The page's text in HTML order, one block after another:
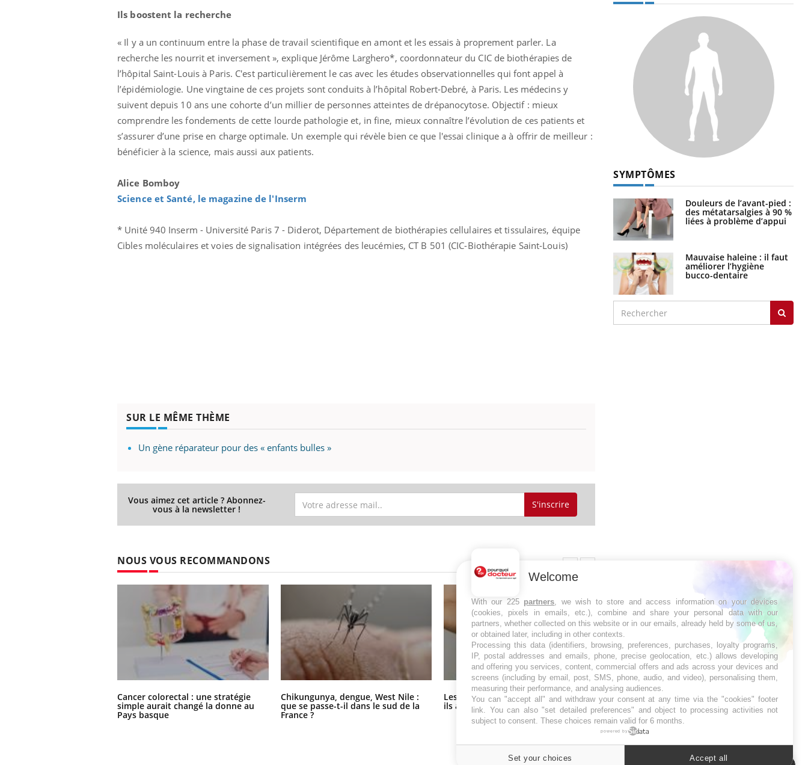
Ils boostent la recherche
« Il y a un continuum entre la phase de travail scientifique en amont et les essais à proprement parler. La
recherche les nourrit et inversement », explique Jérôme Larghero*, coordonnateur du CIC de biothérapies de
l’hôpital Saint-Louis à Paris. C'est particulièrement le cas avec les études observationnelles qui font appel à
l’épidémiologie. Une vingtaine de ces projets sont conduits à l’hôpital Robert-Debré, à Paris. Les médecins y
suivent depuis 10 ans une cohorte d’un millier de personnes atteintes de drépanocytose. Objectif : mieux
comprendre les fondements de cette lourde pathologie et, in fine, mieux connaître l’évolution de ces patients et
s’assurer d’une prise en charge optimale. Un exemple qui révèle bien ce que l'essai clinique a à offrir de meilleur :
bénéficier à la science, mais aussi aux patients.
Alice Bomboy
Science et Santé, le magazine de l'Inserm
* Unité 940 Inserm - Université Paris 7 - Diderot, Département de biothérapies cellulaires et tissulaires, équipe
Cibles moléculaires et voies de signalisation intégrées des leucémies, CT B 501 (CIC-Biothérapie Saint-Louis)
SUR LE MÊME THÈME
Un gène réparateur pour des « enfants bulles »
Vous aimez cet article ? Abonnez-
vous à la newsletter ! S'inscrire
NOUS VOUS RECOMMANDONS
Cancer colorectal : une stratégie
simple aurait changé la donne au
Pays basque
Chikungunya, dengue, West Nile :
que se passe-t-il dans le sud de la
France ?
Les médicaments GLP-1 protègent-
ils aussi les os ?
Cytomégalovirus : ce qui change
dans la prise en charge des femmes
enceintes
SYMPTÔMES
Douleurs de l’avant-pied :
des métatarsalgies à 90 %
liées à problème d’appui
Mauvaise haleine : il faut
améliorer l’hygiène
bucco-dentaire
Welcome
With our 225 partners, we wish to store and access information on your devices
(cookies, pixels in emails, etc.), combine and share your personal data with our
partners, whether collected on this website or in our emails, already held by some of us,
or obtained later, including in other contexts.
Processing this data (identifiers, browsing, preferences, purchases, loyalty programs,
IP, postal addresses and emails, phone, precise geolocation, etc.) allows developing
and offering you services, content, commercial offers and ads across your devices and
screens (including by email, post, SMS, phone, audio, and video), personalising them,
measuring their performance, and analysing audiences.
You can "accept all" and withdraw your consent at any time via the "cookies" footer
link. You can also "set detailed preferences" and object to processing activities not
subject to consent. These choices remain valid for 6 months.
powered by
Set your choices Accept all